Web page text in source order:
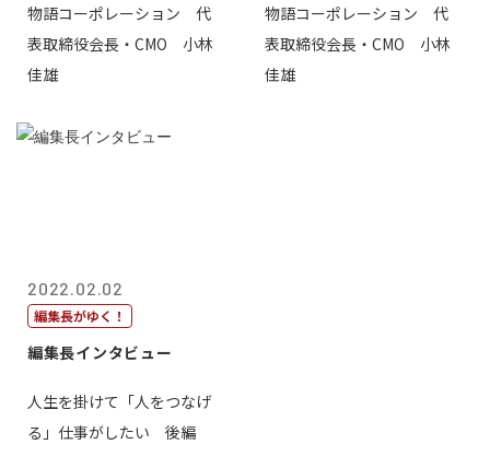
物語コーポレーション 代
表取締役会長・CMO 小林
佳雄
物語コーポレーション 代
表取締役会長・CMO 小林
佳雄
2022.02.02
編集長がゆく！
編集長インタビュー
人生を掛けて「人をつなげ
る」仕事がしたい 後編